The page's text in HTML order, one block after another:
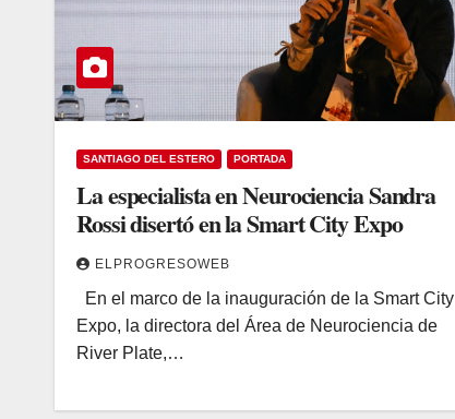
SANTIAGO DEL ESTERO PORTADA
La especialista en Neurociencia Sandra
Rossi disertó en la Smart City Expo
ELPROGRESOWEB
En el marco de la inauguración de la Smart City
Expo, la directora del Área de Neurociencia de
River Plate,…